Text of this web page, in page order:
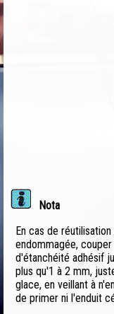
Nota
En cas de
endommagée,
d'étanchéité adhésif
plus qu'1 à 2 mm,
glace, en veillant à
de primer ni l'enduit